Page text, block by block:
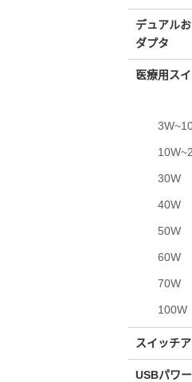
デュアル
ダプタ
医療用ス
30W
40W
50W
60W
70W
100W
スイッチ
USBパワ